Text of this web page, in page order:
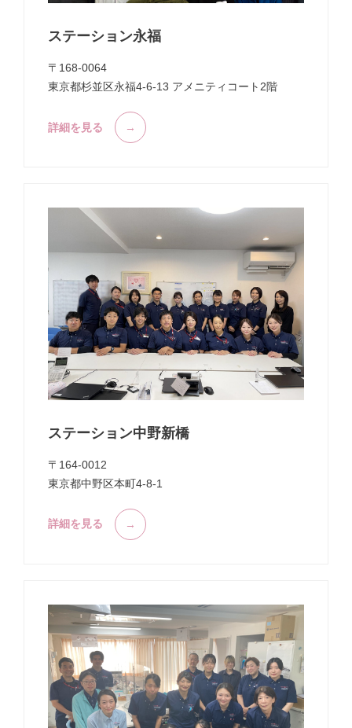
ステーション永福
〒168-0064
東京都杉並区永福4-6-13 アメニティコート2階
詳細を見る
ステーション中野新橋
〒164-0012
東京都中野区本町4-8-1
詳細を見る